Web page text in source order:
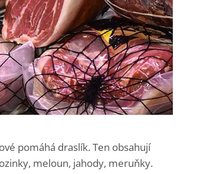
pomáhá draslík. Ten obsahují
meloun, jahody, meruňky.